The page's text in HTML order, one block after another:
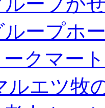
ープホ
クマー
ルエツ牧